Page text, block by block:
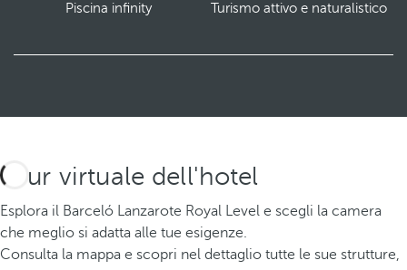
Piscina infinity Turismo attivo e naturalistico
Tour virtuale dell'hotel
Esplora il Barceló Lanzarote Royal Level e scegli la camera
che meglio si adatta alle tue esigenze.
Consulta la mappa e scopri nel dettaglio tutte le sue strutture,